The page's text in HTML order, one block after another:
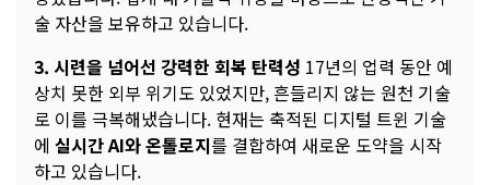
술 자산을 보유하고 있습니다.
3. 시련을 넘어선 강력한 회복 탄력성 17년의 업력 동안 예
상치 못한 외부 위기도 있었지만, 흔들리지 않는 원천 기술
로 이를 극복해냈습니다. 현재는 축적된 디지털 트윈 기술
에 실시간 AI와 온톨로지를 결합하여 새로운 도약을 시작
하고 있습니다.